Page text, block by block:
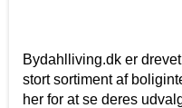
Bydahlliving.dk er
stort sortiment af
her for at se deres